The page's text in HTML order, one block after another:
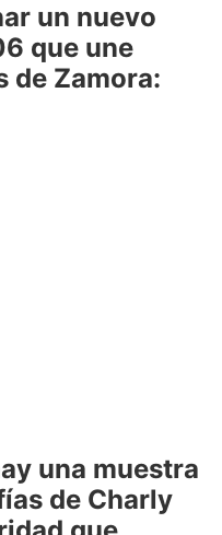
un nuevo
que une
de Zamora:
una muestra
de Charly